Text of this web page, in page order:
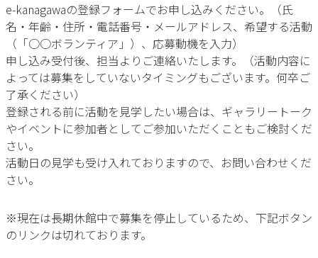
e-kanagawaの登録フォームでお申し込みください。（氏
名・年齢・住所・電話番号・メールアドレス、希望する活動
（「○○ボランティア」）、応募動機を入力）
申し込み受付後、担当よりご連絡いたします。（活動内容に
よっては募集をしていないタイミングもございます。何卒ご
了承ください）
登録される前に活動を見学したい場合は、ギャラリートーク
やイベントに参加者としてご参加いただくこともご検討くだ
さい。
活動日の見学も受け入れておりますので、お問い合わせくだ
さい。
※現在は長期休館中で募集を停止しているため、下記ボタン
のリンクは切れております。